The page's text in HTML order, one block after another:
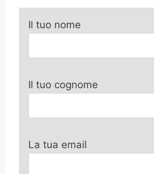
Il tuo nome
Il tuo cognome
La tua email